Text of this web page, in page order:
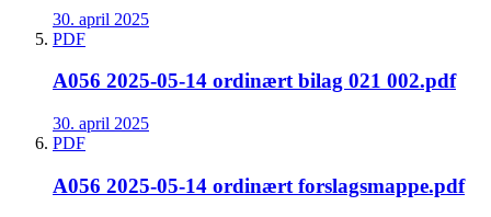
30. april 2025
PDF
A056 2025-05-14 ordinært bilag 021 002.pdf
30. april 2025
PDF
A056 2025-05-14 ordinært forslagsmappe.pdf